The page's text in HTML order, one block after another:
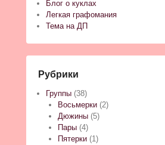
Блог о куклах
Легкая графомания
Тема на ДП
Рубрики
Группы (38)
Восьмерки(2)
Дюжины(5)
Пары(4)
Пятерки(1)